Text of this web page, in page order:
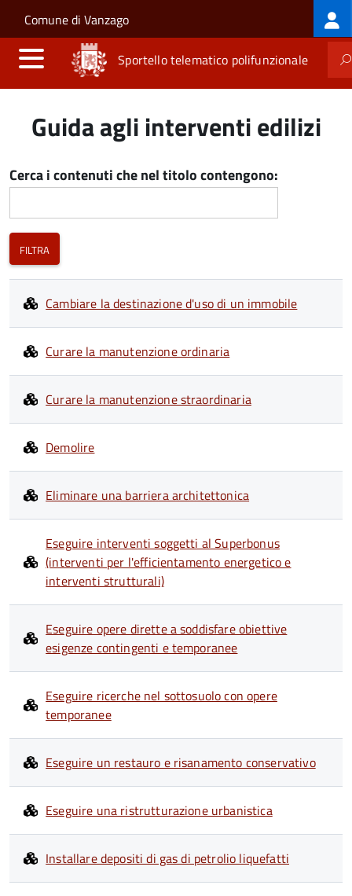
Salta al contenuto principale
Skip to site navigation
Comune di Vanzago
Sportello telematico polifunzionale
Guida agli interventi edilizi
Cerca i contenuti che nel titolo contengono:
Cambiare la destinazione d'uso di un immobile
Curare la manutenzione ordinaria
Curare la manutenzione straordinaria
Demolire
Eliminare una barriera architettonica
Eseguire interventi soggetti al Superbonus
(interventi per l'efficientamento energetico e
interventi strutturali)
Eseguire opere dirette a soddisfare obiettive
esigenze contingenti e temporanee
Eseguire ricerche nel sottosuolo con opere
temporanee
Eseguire un restauro e risanamento conservativo
Eseguire una ristrutturazione urbanistica
Installare depositi di gas di petrolio liquefatti